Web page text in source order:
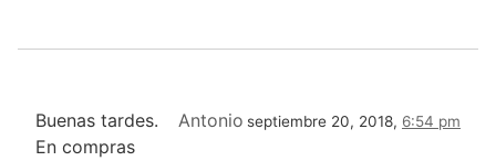
Antonio septiembre 20, 2018, 6:54 pm
Buenas tardes.
En compras